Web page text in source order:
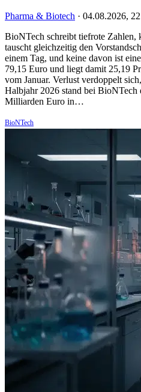
Pharma & Biotech · 04.08.2026,
BioNTech schreibt tiefrote Zahlen,
tauscht gleichzeitig den
einem Tag, und keine davon ist
79,15 Euro und liegt damit 25,19
vom Januar. Verlust verdoppelt
Halbjahr 2026 stand bei
Milliarden Euro in…
BioNTech